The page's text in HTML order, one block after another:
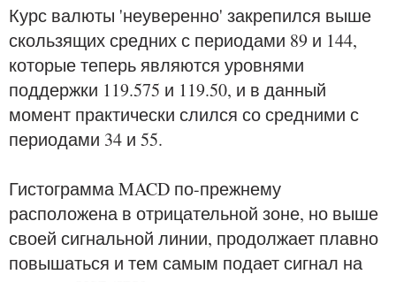
Курс валюты 'неуверенно' закрепился выше
скользящих средних с периодами 89 и 144,
которые теперь являются уровнями
поддержки 119.575 и 119.50, и в данный
момент практически слился со средними с
периодами 34 и 55.
Гистограмма MACD по-прежнему
расположена в отрицательной зоне, но выше
своей сигнальной линии, продолжает плавно
повышаться и тем самым подает сигнал на